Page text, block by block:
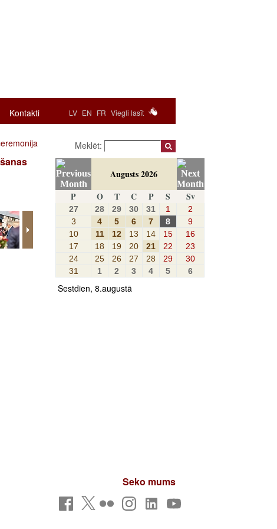
LV EN FR Viegli lasīt
Kontakti
Meklēt:
Augusts 2026
P
O T C P S Sv
27 28 29 30 31 1
2
3
4 5 6 7 8
9
10
11 12 13 14 15
16
17
18 19 20 21 22
23
24
25 26 27 28 29
30
31
1 2 3 4 5 6
Sestdien, 8.augustā
Seko mums